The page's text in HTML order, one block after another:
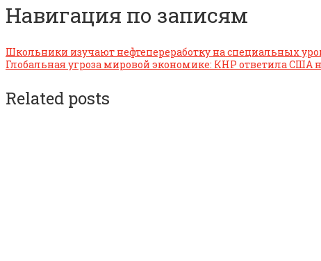
Навигация по записям
Школьники изучают нефтепереработку на специальных
Глобальная угроза мировой экономике: КНР ответила
Related posts